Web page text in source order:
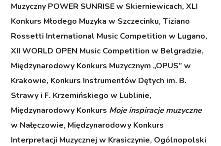
Muzyczny POWER SUNRISE w Skierniewicach, XLI
Konkurs Młodego Muzyka w Szczecinku, Tiziano
Rossetti International Music Competition w Lugano,
XII WORLD OPEN Music Competition w Belgradzie,
Międzynarodowy Konkurs Muzycznym „OPUS” w
Krakowie, Konkurs Instrumentów Dętych im. B.
Strawy i F. Krzemińskiego w Lublinie,
Międzynarodowy Konkurs Moje inspiracje muzyczne
w Nałęczowie, Międzynarodowy Konkurs
Interpretacji Muzycznej w Krasiczynie, Ogólnopolski